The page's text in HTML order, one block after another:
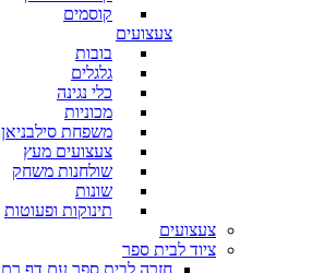
קוסמים
צעצועים
בובות
גלגלים
כלי נגינה
מכוניות
משפחת סילבניאן
צעצועים מעץ
שולחנות משחק
שונות
תינוקות ופעוטות
צעצועים
ציוד לבית ספר
חזרה לבית ספר עם דף רם